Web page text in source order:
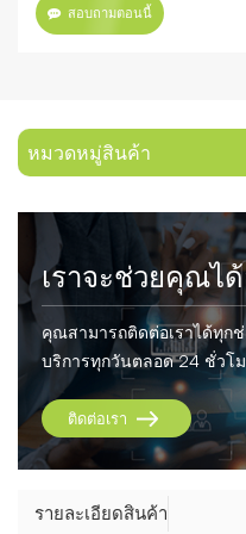
สอบถามตอนนี้
หมวดหมู่สินค้า
เราจะช่วยคุณได้
คุณสามารถติดต่อเราได้ทุก
บริการทุกวันตลอด 24 ชั่วโ
ติดต่อเรา
รายละเอียดสินค้า